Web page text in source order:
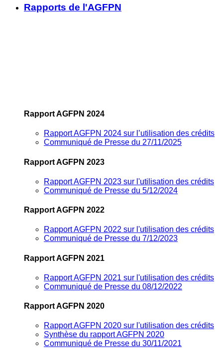
Rapports de l'AGFPN
Rapport AGFPN 2024
Rapport AGFPN 2024 sur l’utilisation des crédits
Communiqué de Presse du 27/11/2025
Rapport AGFPN 2023
Rapport AGFPN 2023 sur l'utilisation des crédits
Communiqué de Presse du 5/12/2024
Rapport AGFPN 2022
Rapport AGFPN 2022 sur l'utilisation des crédits
Communiqué de Presse du 7/12/2023
Rapport AGFPN 2021
Rapport AGFPN 2021 sur l'utilisation des crédits
Communiqué de Presse du 08/12/2022
Rapport AGFPN 2020
Rapport AGFPN 2020 sur l'utilisation des crédits
Synthèse du rapport AGFPN 2020
Communiqué de Presse du 30/11/2021